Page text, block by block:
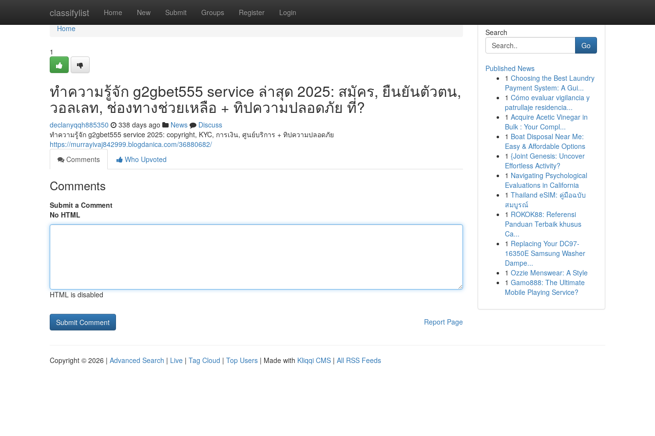
classifylist Home New Submit Groups Register Login
Home
Home
1
ทำความรู้จัก g2gbet555 service ล่าสุด 2025: สมัคร, ยืนยันตัวตน,
วอลเลท, ช่องทางช่วยเหลือ + ทิปความปลอดภัย ที่?
declanyqqh885350 338 days ago News
Discuss
ทำความรู้จัก g2gbet555 service 2025: copyright, KYC, การเงิน, ศูนย์บริการ + ทิปความปลอดภัย
https://murrayivaj842999.blogdanica.com/36880682/
Comments
Who Upvoted
Comments
Submit a Comment
No HTML
HTML is disabled
Report Page
Search
Go
Published News
1 Choosing the Best Laundry
Payment System: A Gui...
1 Cómo evaluar vigilancia y
patrullaje residencia...
1 Acquire Acetic Vinegar in
Bulk : Your Compl...
1 Boat Disposal Near Me:
Easy & Affordable Options
1 {Joint Genesis: Uncover
Effortless Activity?
1 Navigating Psychological
Evaluations in California
1 Thailand eSIM: คู่มือฉบับ
สมบูรณ์
1 ROKOK88: Referensi
Panduan Terbaik khusus
Ca...
1 Replacing Your DC97-
16350E Samsung Washer
Dampe...
1 Ozzie Menswear: A Style
1 Gamo888: The Ultimate
Mobile Playing Service?
Copyright © 2026 | Advanced Search | Live | Tag Cloud | Top Users | Made with Kliqqi CMS | All RSS Feeds